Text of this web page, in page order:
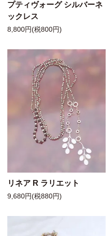
プティヴォーグ シルバーネ
ックレス
8,800円(税800円)
リネア R ラリエット
9,680円(税880円)